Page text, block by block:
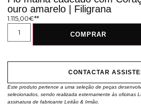
ouro amarelo | Filigrana
1.115,00€
COMPRAR
CONTACTAR
Este produto pertence a uma seleção de peças
selecionados, sendo realizada externamente às oficinas
assinatura de fabricante Leitão & Irmão.